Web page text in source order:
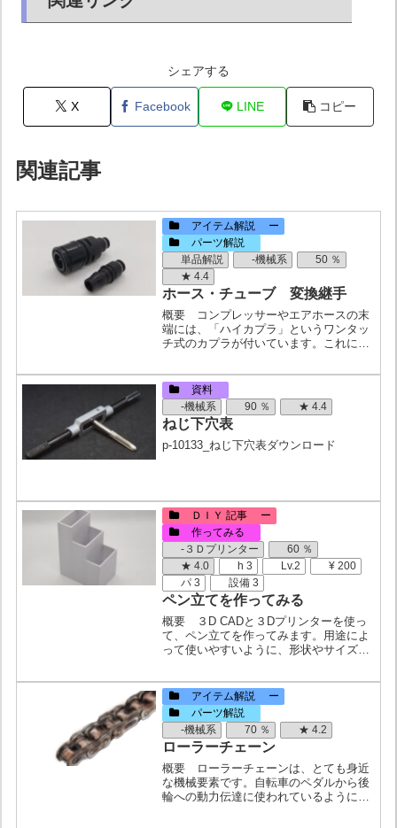
シェアする
X Facebook LINE コピー
関連記事
アイテム解説 ー
パーツ解説
単品解説
-機械系
50 ％
★ 4.4
ホース・チューブ 変換継手
概要 コンプレッサーやエアホースの末
端には、「ハイカプラ」というワンタッ
チ式のカプラが付いています。これにエ
の「ライトカップリングプラグ」を使う
のが便利です。呼び方・ライトカップリ
ングプラグ（PISC...
資料
-機械系
90 ％ ★ 4.4
ねじ下穴表
p-10133_ねじ下穴表ダウンロード
ＤＩＹ 記事 ー
作ってみる
-３Ｄプリンター
60 ％
★ 4.0
h 3 Lv.2
¥ 200
パ 3
設備 3
ペン立てを作ってみる
概要 ３D CADと３Dプリンターを使っ
て、ペン立てを作ってみます。用途によ
って使いやすいように、形状やサイズを
具・方眼紙・３D CAD・３D プリンター
パーツ・素材・フィラメント作業手順サ
イズや形状を考...
アイテム解説 ー
パーツ解説
-機械系
70 ％ ★ 4.2
ローラーチェーン
概要 ローラーチェーンは、とても身近
な機械要素です。自転車のペダルから後
輪への動力伝達に使われているように、
にスプロケットとセットでよく使われま